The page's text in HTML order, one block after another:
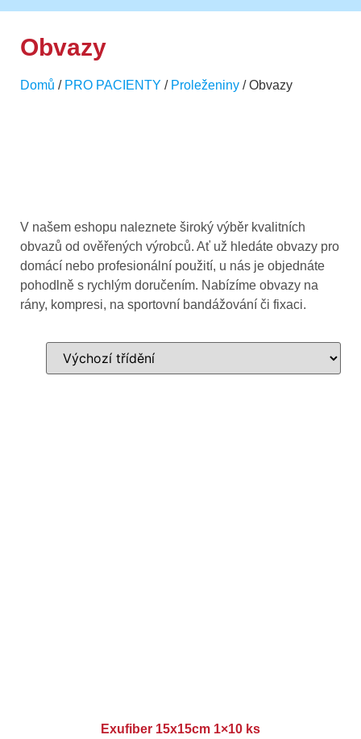
Obvazy
Domů / PRO PACIENTY / Proleženiny / Obvazy
V našem eshopu naleznete široký výběr kvalitních
obvazů od ověřených výrobců. Ať už hledáte obvazy pro
domácí nebo profesionální použití, u nás je objednáte
pohodlně s rychlým doručením. Nabízíme obvazy na
rány, kompresi, na sportovní bandážování či fixaci.
Exufiber 15x15cm 1×10 ks